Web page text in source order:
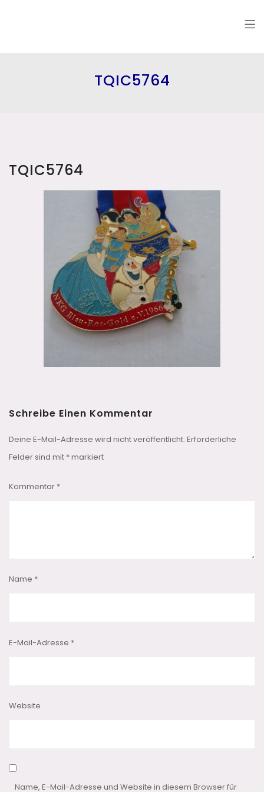
TQIC5764
TQIC5764
Schreibe Einen Kommentar
Deine E-Mail-Adresse wird nicht veröffentlicht. Erforderliche
Felder sind mit *markiert
Kommentar *
Name *
E-Mail-Adresse *
Website
Name, E-Mail-Adresse und Website in diesem Browser für